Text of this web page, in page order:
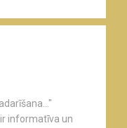
ir informatīva un